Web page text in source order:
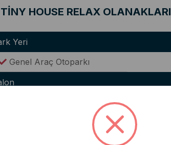
TİNY HOUSE RELAX OLANAKLARI
Yeri
Genel Araç Otoparkı